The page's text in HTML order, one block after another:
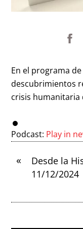
En el programa
descubrimientos
crisis humanitaria
Podcast: Play in
«
Desde la
11/12/2024